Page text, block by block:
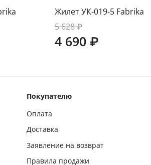
Жилет УК-019-5 Fabrika
5 628 ₽
4 690 ₽
Покупателю
Оплата
Доставка
Заявление на возврат
Правила продажи